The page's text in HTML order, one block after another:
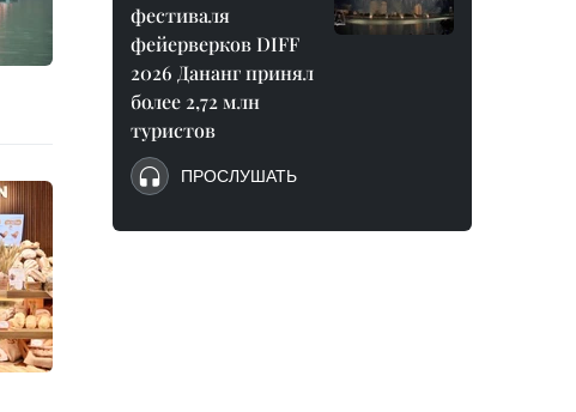
фестиваля
фейерверков DIFF
2026 Дананг принял
более 2,72 млн
туристов
ПРОСЛУШАТЬ